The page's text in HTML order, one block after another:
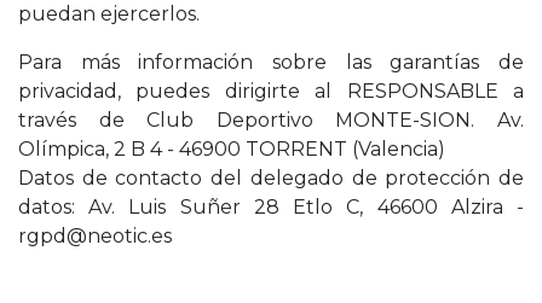
puedan ejercerlos.
Para más información sobre las garantías de
privacidad, puedes dirigirte al RESPONSABLE a
través de Club Deportivo MONTE-SION. Av.
Olímpica, 2 B 4 - 46900 TORRENT (Valencia)
Datos de contacto del delegado de protección de
datos: Av. Luis Suñer 28 Etlo C, 46600 Alzira -
rgpd@neotic.es